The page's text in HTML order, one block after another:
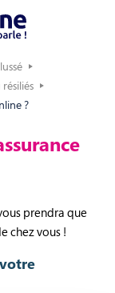
?
prendra que
chez vous !